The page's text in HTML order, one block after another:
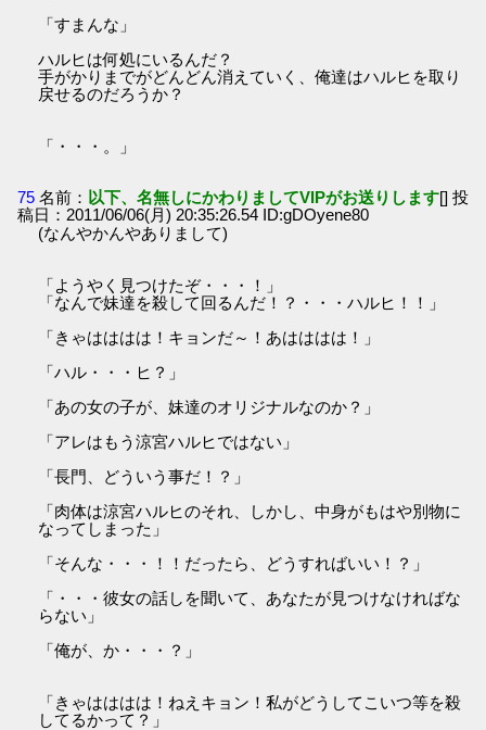
「すまんな」
ハルヒは何処にいるんだ？
手がかりまでがどんどん消えていく、俺達はハルヒを取り
戻せるのだろうか？
「・・・。」
75 名前： 以下、名無しにかわりましてVIPがお送りします[] 投
稿日：2011/06/06(月) 20:35:26.54 ID:gDOyene80
(なんやかんやありまして)
「ようやく見つけたぞ・・・！」
「なんで妹達を殺して回るんだ！？・・・ハルヒ！！」
「きゃはははは！キョンだ～！あはははは！」
「ハル・・・ヒ？」
「あの女の子が、妹達のオリジナルなのか？」
「アレはもう涼宮ハルヒではない」
「長門、どういう事だ！？」
「肉体は涼宮ハルヒのそれ、しかし、中身がもはや別物に
なってしまった」
「そんな・・・！！だったら、どうすればいい！？」
「・・・彼女の話しを聞いて、あなたが見つけなければな
らない」
「俺が、か・・・？」
「きゃはははは！ねえキョン！私がどうしてこいつ等を殺
してるかって？」